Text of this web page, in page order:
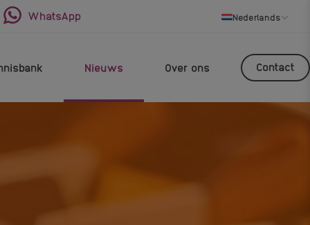
WhatsApp Nederlands
Nieuws Over ons Contact